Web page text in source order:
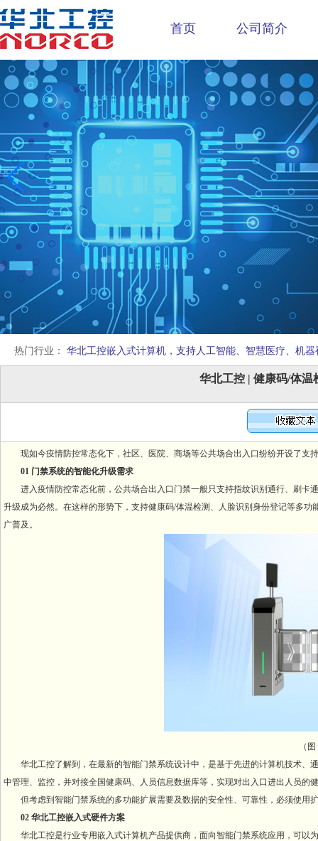
首页 公司简介
热门行业： 华北工控嵌入式计算机，支持人工智能、智慧医疗、机
华北工控 | 健康码/体
现如今疫情防控常态化下，社区、医院、商场等公共场合出入口纷纷开设了支
01 门禁系统的智能化升级需求
进入疫情防控常态化前，公共场合出入口门禁一般只支持指纹识别通行、刷卡
升级成为必然。在这样的形势下，支持健康码/体温检测、人脸识别身份登记等多
广普及。
（图：
华北工控了解到，在最新的智能门禁系统设计中，是基于先进的计算机技术、
中管理、监控，并对接全国健康码、人员信息数据库等，实现对出入口进出人员
但考虑到智能门禁系统的多功能扩展需要及数据的安全性、可靠性，必须使用
02 华北工控嵌入式硬件方案
华北工控是行业专用嵌入式计算机产品提供商，面向智能门禁系统应用，可以